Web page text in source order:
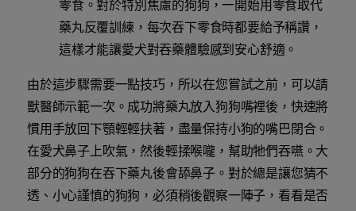
零食。對於特別焦慮的狗狗，一開始用零食取代
藥丸反覆訓練，每次吞下零食時都要給予稱讚，
這樣才能讓愛犬對吞藥體驗感到安心舒適。
由於這步驟需要一點技巧，所以在您嘗試之前，可以請
獸醫師示範一次。成功將藥丸放入狗狗嘴裡後，快速將
慣用手放回下顎輕輕扶著，盡量保持小狗的嘴巴閉合。
在愛犬鼻子上吹氣，然後輕揉喉嚨，幫助牠們吞嚥。大
部分的狗狗在吞下藥丸後會舔鼻子。對於總是讓您猜不
透、小心謹慎的狗狗，必須稍後觀察一陣子，看看是否